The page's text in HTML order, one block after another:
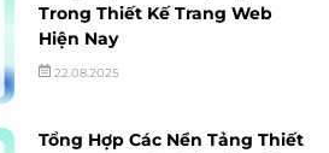
Trong Thiết Kế Trang Web
Hiện Nay
22.08.2025
Tổng Hợp Các Nền Tảng Thiết